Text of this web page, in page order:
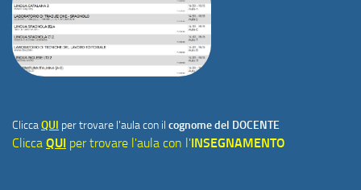
CliccaQUI per trovare l'aula con il cognome del DOCENTE
Clicca QUI per trovare l'aula con l'INSEGNAMENTO